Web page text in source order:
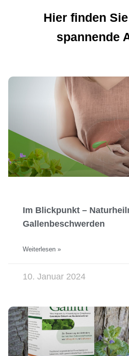
Hier finden
spannende
Im Blickpunkt –
Gallenbeschwerden
Weiterlesen »
10. Januar 2024